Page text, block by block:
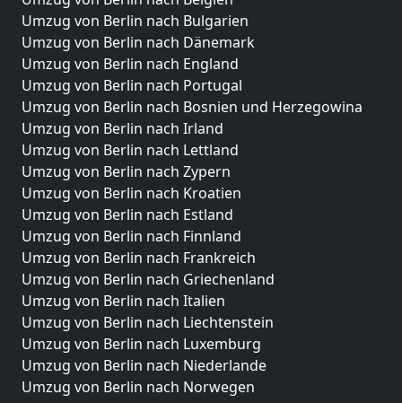
Umzug von Berlin nach Bulgarien
Umzug von Berlin nach Dänemark
Umzug von Berlin nach England
Umzug von Berlin nach Portugal
Umzug von Berlin nach Bosnien und Herzegowina
Umzug von Berlin nach Irland
Umzug von Berlin nach Lettland
Umzug von Berlin nach Zypern
Umzug von Berlin nach Kroatien
Umzug von Berlin nach Estland
Umzug von Berlin nach Finnland
Umzug von Berlin nach Frankreich
Umzug von Berlin nach Griechenland
Umzug von Berlin nach Italien
Umzug von Berlin nach Liechtenstein
Umzug von Berlin nach Luxemburg
Umzug von Berlin nach Niederlande
Umzug von Berlin nach Norwegen